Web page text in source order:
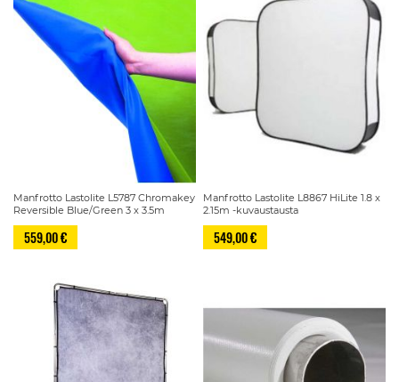
Manfrotto Lastolite L5787 Chromakey
Reversible Blue/Green 3 x 3.5m
559,00 €
Manfrotto Lastolite L8867 HiLite 1.8 x
2.15m -kuvaustausta
549,00 €